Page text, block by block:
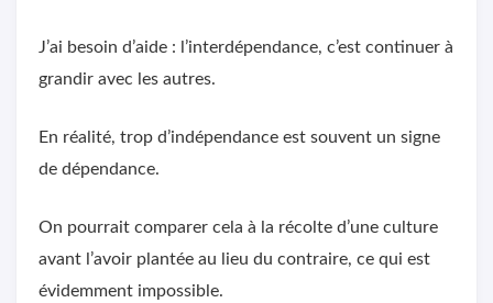
J’ai besoin d’aide : l’interdépendance, c’est continuer à
grandir avec les autres.
En réalité, trop d’indépendance est souvent un signe
de dépendance.
On pourrait comparer cela à la récolte d’une culture
avant l’avoir plantée au lieu du contraire, ce qui est
évidemment impossible.